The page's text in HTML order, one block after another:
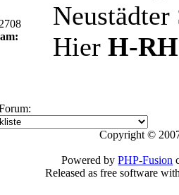
Hier H-
Copyright ©
Powered byPHP-Fusion
Released as free software